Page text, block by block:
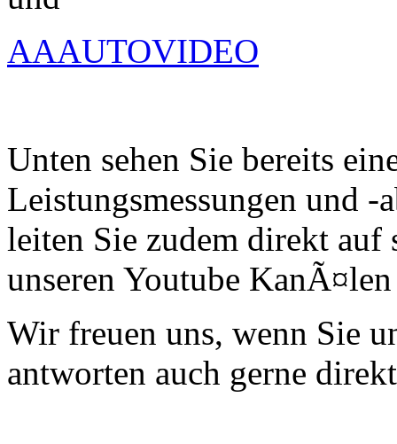
AAAUTOVIDEO
Unten sehen Sie bereits
Leistungsmessungen und -
leiten Sie zudem direkt auf
unseren Youtube
Wir freuen uns, wenn Sie
antworten auch gerne